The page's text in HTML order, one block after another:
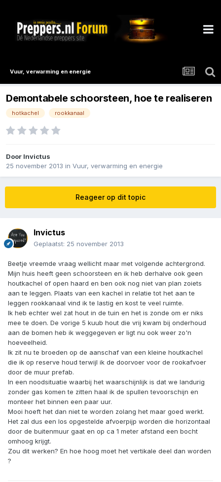
Vuur, verwarming en energie
Demontabele schoorsteen, hoe te realiseren
hotkachel rookkanaal
Door Invictus
25 november 2013 in Vuur, verwarming en energie
Reageer op dit topic
Invictus
Geplaatst: 25 november 2013
Beetje vreemde vraag wellicht maar met volgende achtergrond.
Mijn huis heeft geen schoorsteen en ik heb derhalve ook geen
houtkachel of open haard en ben ook nog niet van plan zoiets
aan te leggen. Plaats van een kachel in relatie tot het aan te
leggen rookkanaal vind ik te lastig en kost te veel ruimte.
Ik heb echter wel zat hout in de tuin en het is zonde om er niks
mee te doen. De vorige 5 kuub hout die vrij kwam bij onderhoud
aan de bomen heb ik weggegeven er ligt nu ook weer zo'n
hoeveelheid.
Ik zit nu te broeden op de aanschaf van een kleine houtkachel
die ik op reserve houd terwijl ik de doorvoer voor de rookafvoer
door de muur prefab.
In een noodsituatie waarbij het waarschijnlijk is dat we landurig
zonder gas komen te zitten haal ik de spullen tevoorschijn en
monteer het binnen een paar uur.
Mooi hoeft het dan niet te worden zolang het maar goed werkt.
Het zal dus een los opgestelde afvoerpijp worden die horizontaal
door de buitenmuur gaat en op ca 1 meter afstand een bocht
omhoog krijgt.
Zou dit werken? En hoe hoog moet het vertikale deel dan worden
?